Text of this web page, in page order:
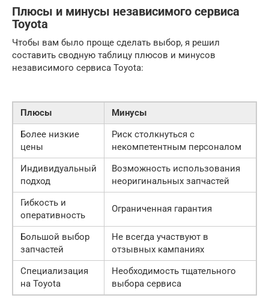
Плюсы и минусы независимого сервиса
Toyota
Чтобы вам было проще сделать выбор, я решил
составить сводную таблицу плюсов и минусов
независимого сервиса Toyota:
Плюсы
Минусы
Более низкие
цены
Риск столкнуться с
некомпетентным персоналом
Индивидуальный
подход
Возможность использования
неоригинальных запчастей
Гибкость и
оперативность
Ограниченная гарантия
Большой выбор
запчастей
Не всегда участвуют в
отзывных кампаниях
Специализация
на Toyota
Необходимость тщательного
выбора сервиса